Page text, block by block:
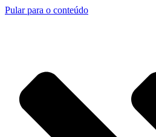
Pular para o conteúdo